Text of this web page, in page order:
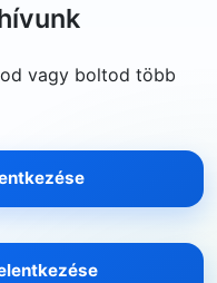
vagy boltod több